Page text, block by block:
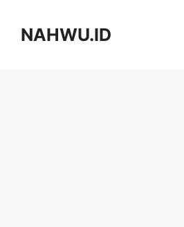
NAHWU.ID